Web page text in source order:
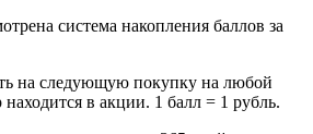
система накопления баллов за
на следующую покупку на любой
находится в акции. 1 балл = 1 рубль.